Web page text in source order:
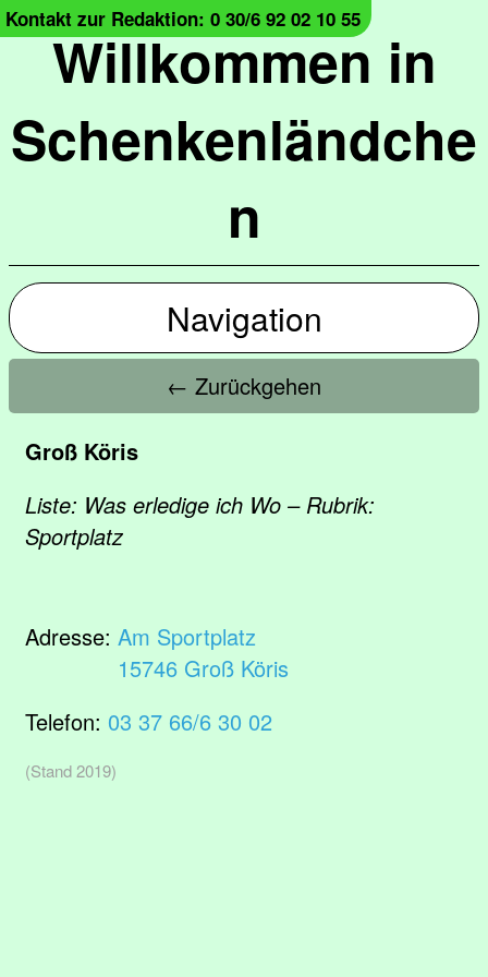
Willkommen in
Schenkenländche
n
Kontakt zur Redaktion: 0 30/6 92 02 10 55
Navigation
← Zurückgehen
Groß Köris
Liste: Was erledige ich Wo – Rubrik:
Sportplatz
Adresse: Am Sportplatz
15746 Groß Köris
Telefon: 03 37 66/6 30 02
(Stand 2019)